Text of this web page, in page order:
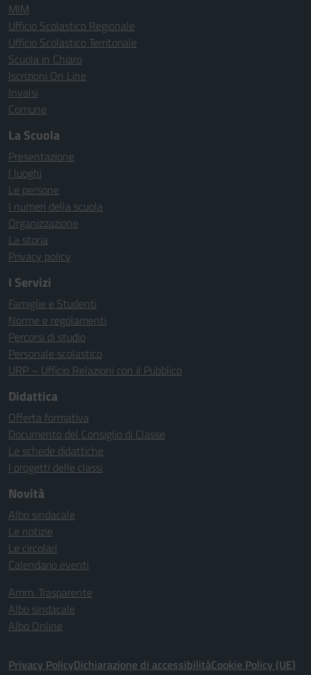
MIM
Ufficio Scolastico Regionale
Ufficio Scolastico Territoriale
Scuola in Chiaro
Iscrizioni On Line
Invalsi
Comune
La Scuola
Presentazione
I luoghi
Le persone
I numeri della scuola
Organizzazione
La storia
Privacy policy
I Servizi
Famiglie e Studenti
Norme e regolamenti
Percorsi di studio
Personale scolastico
URP – Ufficio Relazioni con il Pubblico
Didattica
Offerta formativa
Documento del Consiglio di Classe
Le schede didattiche
I progetti delle classi
Novità
Albo sindacale
Le notizie
Le circolari
Calendario eventi
Amm. Trasparente
Albo sindacale
Albo Online
Privacy PolicyDichiarazione di accessibilitàCookie Policy (UE)